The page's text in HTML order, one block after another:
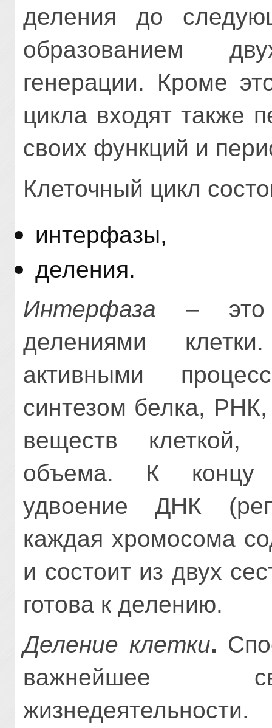
деления до
образованием
генерации. Кроме
цикла входят также
своих функций и
Клеточный цикл
интерфазы,
деления.
Интерфаза – это
делениями
активными
синтезом белка,
веществ
объема. К концу
удвоение ДНК
каждая хромосома
и состоит из двух
готова к делению.
Деление клетки.
важнейшее